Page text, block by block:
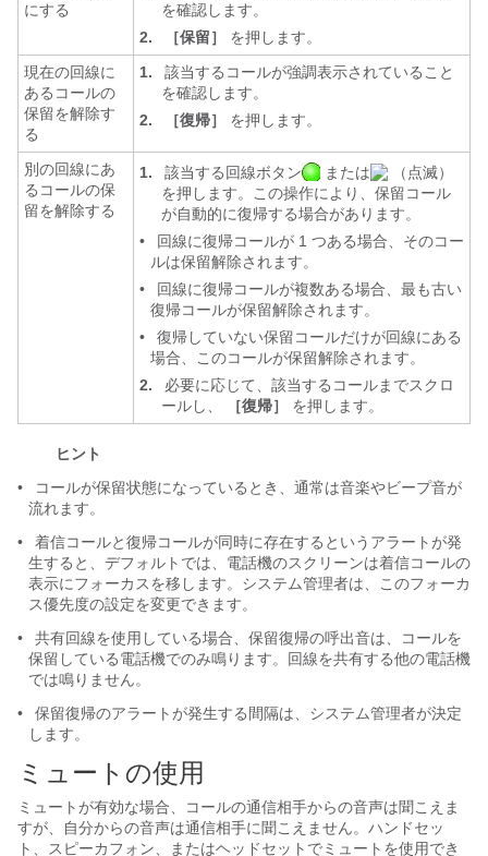
にする
を確認します。
2.
［保留］
を押します。
現在の回線に
あるコールの
保留を解除す
る
1.
該当するコールが強調表示されていること
を確認します。
2.
［復帰］ を押します。
別の回線にあ
るコールの保
留を解除する
1. 該当する回線ボタン または
（点滅）
を押します。この操作により、保留コール
が自動的に復帰する場合があります。
•
回線に復帰コールが 1 つある場合、そのコー
ルは保留解除されます。
•
回線に復帰コールが複数ある場合、最も古い
復帰コールが保留解除されます。
•
復帰していない保留コールだけが回線にある
場合、このコールが保留解除されます。
2.
必要に応じて、該当するコールまでスクロ
ールし、
［復帰］ を押します。
ヒント
•
コールが保留状態になっているとき、通常は音楽やビープ音が
流れます。
•
着信コールと復帰コールが同時に存在するというアラートが発
生すると、デフォルトでは、電話機のスクリーンは着信コールの
表示にフォーカスを移します。システム管理者は、このフォーカ
ス優先度の設定を変更できます。
•
共有回線を使用している場合、保留復帰の呼出音は、コールを
保留している電話機でのみ鳴ります。回線を共有する他の電話機
では鳴りません。
•
保留復帰のアラートが発生する間隔は、システム管理者が決定
します。
ミュートの使用
ミュートが有効な場合、コールの通信相手からの音声は聞こえま
すが、自分からの音声は通信相手に聞こえません。ハンドセッ
ト、スピーカフォン、またはヘッドセットでミュートを使用でき